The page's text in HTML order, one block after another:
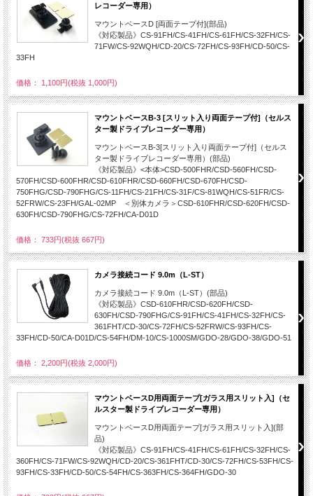
レコーダー専用）
マウントベースD [両面テープ付](部品)
《対応製品》CS-91FH/CS-41FH/CS-61FH/CS-32FH/CS-
71FW/CS-92WQH/CD-20/CS-72FH/CS-93FH/CD-50/CS-
33FH
価格： 1,100円(税抜 1,000円)
マウントベースB-3 [スリット入り両面テープ付]（セルス
ター製ドライブレコーダー専用）
マウントベースB-3[スリット入り両面テープ付]（セルス
ター製ドライブレコーダー専用）(部品)
《対応製品》<本体>CSD-500FHR/CSD-560FH/CSD-
570FH/CSD-600FHR/CSD-610FHR/CSD-660FH/CSD-670FH/CSD-
750FHG/CSD-790FHG/CS-11FH/CS-21FH/CS-31F/CS-81WQH/CS-51FR/CS-
52FRW/CS-23FH/GAL-02MP ＜別体カメラ＞CSD-610FHR/CSD-620FH/CSD-
630FH/CSD-790FHG/CS-72FH/CA-D01D
価格： 733円(税抜 667円)
カメラ接続コード 9.0m（L-ST）
カメラ接続コード 9.0m（L-ST）(部品)
《対応製品》CSD-610FHR/CSD-620FH/CSD-
630FH/CSD-790FHG/CS-91FH/CS-41FH/CS-32FH/CS-
361FHT/CD-30/CS-72FH/CS-52FRW/CS-93FH/CS-
33FH/CD-50/CA-D01D/CS-54FH/DM-10/CS-1000SM/GDO-28/GDO-38/GDO-51
価格： 2,200円(税抜 2,000円)
マウントベースD用両面テープ[ガラス用スリット入]（セ
ルスター製ドライブレコーダー専用）
マウントベースD用両面テープ[ガラス用スリット入](部
品)
《対応製品》CS-91FH/CS-41FH/CS-61FH/CS-32FH/CS-
360FH/CS-71FW/CS-92WQH/CD-20/CS-361FHT/CD-30/CS-72FH/CS-53FH/CS-
93FH/CS-33FH/CD-50/CS-54FH/CS-363FH/CS-364FH/GDO-30